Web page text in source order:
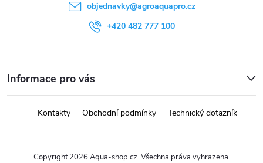
objednavky@agroaquapro.cz
+420 482 777 100
Informace pro vás
Kontakty Obchodní podmínky Technický dotazník
Copyright 2026 Aqua-shop.cz. Všechna práva vyhrazena.